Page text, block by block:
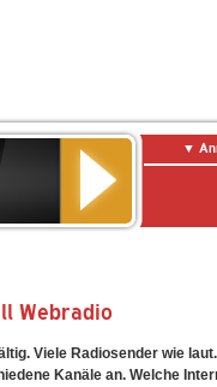
Webradio
Viele Radiosender wie
Kanäle an. Welche